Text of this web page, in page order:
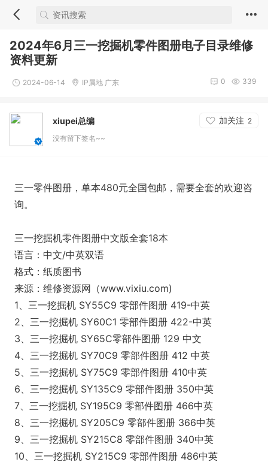
2024年6月三一挖掘机零件图册电子目录维修
资料更新
2024-06-14 IP属地 广东 339
0
xiupei总编 加关注 2
没有留下签名~~
三一零件图册，单本480元全国包邮，需要全套的欢迎咨
询。
三一挖掘机零件图册中文版全套18本
语言：中文/中英双语
格式：纸质图书
来源：维修资源网（www.vixiu.com)
1、三一挖掘机 SY55C9 零部件图册 419-中英
2、三一挖掘机 SY60C1 零部件图册 422-中英
3、三一挖掘机 SY65C零部件图册 129 中文
4、三一挖掘机 SY70C9 零部件图册 412 中英
5、三一挖掘机 SY75C9 零部件图册 410中英
6、三一挖掘机 SY135C9 零部件图册 350中英
7、三一挖掘机 SY195C9 零部件图册 466中英
8、三一挖掘机 SY205C9 零部件图册 366中英
9、三一挖掘机 SY215C8 零部件图册 340中英
10、三一挖掘机 SY215C9 零部件图册 486中英